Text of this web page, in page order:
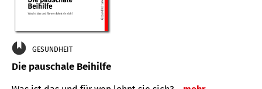
GESUNDHEIT
Die pauschale Beihilfe